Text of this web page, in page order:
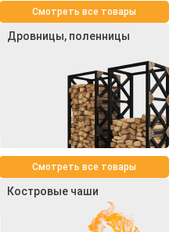
Смотреть все товары
Дровницы, поленницы
Смотреть все товары
Костровые чаши